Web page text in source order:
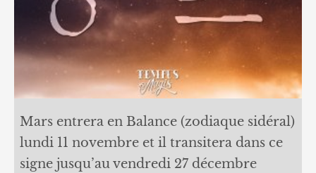
Mars entrera en Balance (zodiaque sidéral)
lundi 11 novembre et il transitera dans ce
signe jusqu’au vendredi 27 décembre